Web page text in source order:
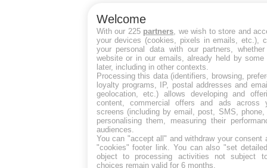
Welcome
With our 225 partners , we wish to store and
your devices (cookies, pixels in emails, etc.),
your personal data with our partners,
website or in our emails, already held by
later, including in other contexts.
Processing this data (identifiers, browsing,
loyalty programs, IP, postal addresses and
geolocation, etc.) allows developing and
content, commercial offers and ads across
screens (including by email, post, SMS,
personalising them, measuring their
audiences.
You can "accept all" and withdraw your consent
"cookies" footer link . You can also "set
object to processing activities not subject
choices remain valid for 6 months.